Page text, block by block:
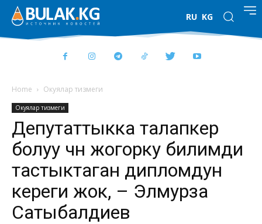
RU KG
Home Окуялар тизмеги
Окуялар тизмеги
Депутаттыкка талапкер
болуу үчүн жогорку билимди
тастыктаган дипломдун
кереги жок, – Элмурза
Сатыбалдиев